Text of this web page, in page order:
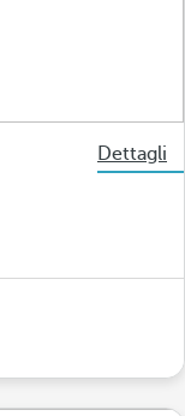
Dettagli